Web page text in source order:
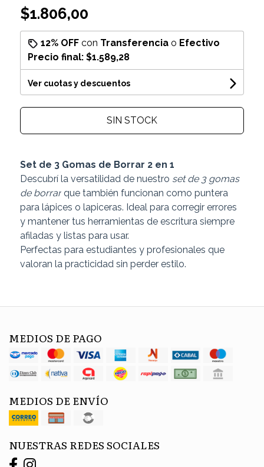
$1.806,00
12% OFFcon Transferenciao Efectivo
Precio final: $1.589,28
Ver cuotas y descuentos
SIN STOCK
Set de 3 Gomas de Borrar 2 en 1
Descubrí la versatilidad de nuestro set de 3 gomas
de borrarque también funcionan como puntera
para lápices o lapiceras. Ideal para corregir errores
y mantener tus herramientas de escritura siempre
afiladas y listas para usar.
Perfectas para estudiantes y profesionales que
valoran la practicidad sin perder estilo.
MEDIOS DE PAGO
MEDIOS DE ENVÍO
NUESTRAS REDES SOCIALES